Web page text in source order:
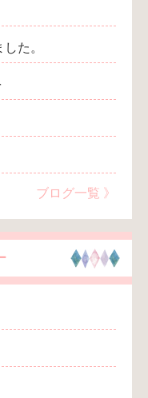
た。
ブログ一覧 》